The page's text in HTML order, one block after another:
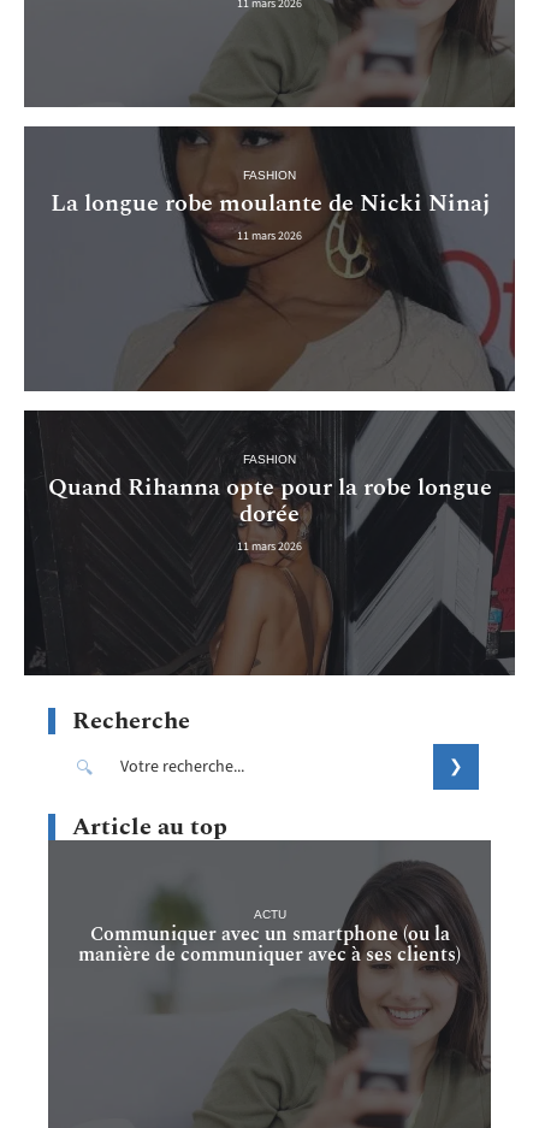
11 mars 2026
FASHION
La longue robe moulante de Nicki Ninaj
11 mars 2026
FASHION
Quand Rihanna opte pour la robe longue
dorée
11 mars 2026
Recherche
Article au top
ACTU
Communiquer avec un smartphone (ou la
manière de communiquer avec à ses clients)